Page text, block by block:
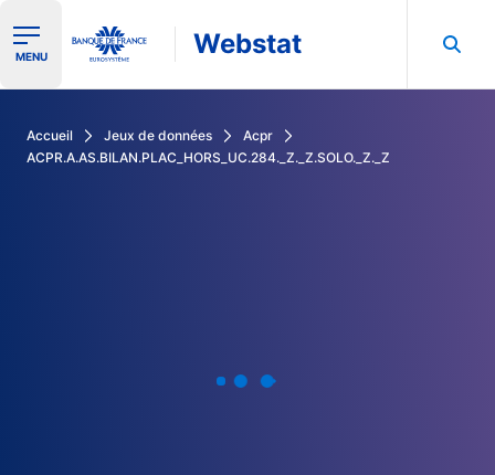
Ouvrir le menu de navigation
MENU Webstat
Accueil Jeux de données
Acpr
ACPR.A.AS.BILAN.PLAC_HORS_UC.284._Z._Z.SOLO._Z._Z